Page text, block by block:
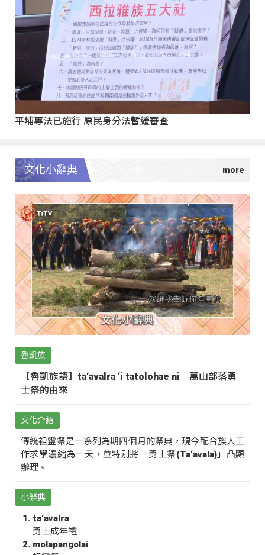
平埔專法已施行 原民身分法暫緩審查
文化小辭典
魯凱族
【魯凱族語】ta‘avalra ‘i tatolohae ni｜萬山部落勇
士祭的由來
文化介紹
傳統祖靈祭是一系列為期四個月的祭典，現今配合族人工
作求學濃縮為一天，並特別將「勇士祭(Ta‘avala)」凸顯
辦理。
小辭典
ta‘avalra
勇士成年禮
molapangolai